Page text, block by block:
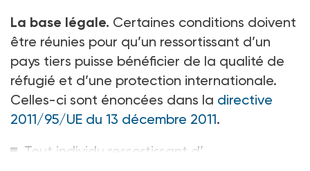
La base légale. Certaines conditions doivent
être réunies pour qu’un ressortissant d’un
pays tiers puisse bénéficier de la qualité de
réfugié et d’une protection internationale.
Celles-ci sont énoncées dans la directive
2011/95/UE du 13 décembre 2011.
Tout individu ressortissant d’